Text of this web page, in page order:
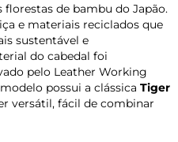
de bambu do Japão.
e materiais reciclados que
sustentável e
do cabedal foi
pelo Leather Working
possui a clássica Tiger
versátil, fácil de combinar